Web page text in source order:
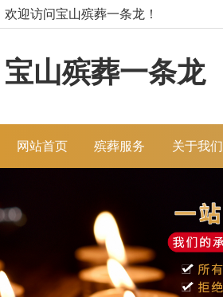
欢迎访问宝山殡葬一条龙！
宝山殡葬一条龙
网站首页 殡葬服务 关于我们